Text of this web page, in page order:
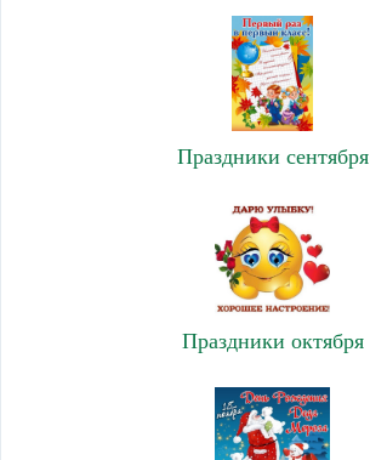
Праздники сентября
Праздники октября